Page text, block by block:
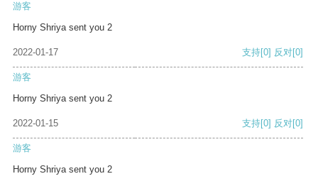
游客
Horny Shriya sent you 2
2022-01-17 支持[0] 反对[0]
游客
Horny Shriya sent you 2
2022-01-15 支持[0] 反对[0]
游客
Horny Shriya sent you 2